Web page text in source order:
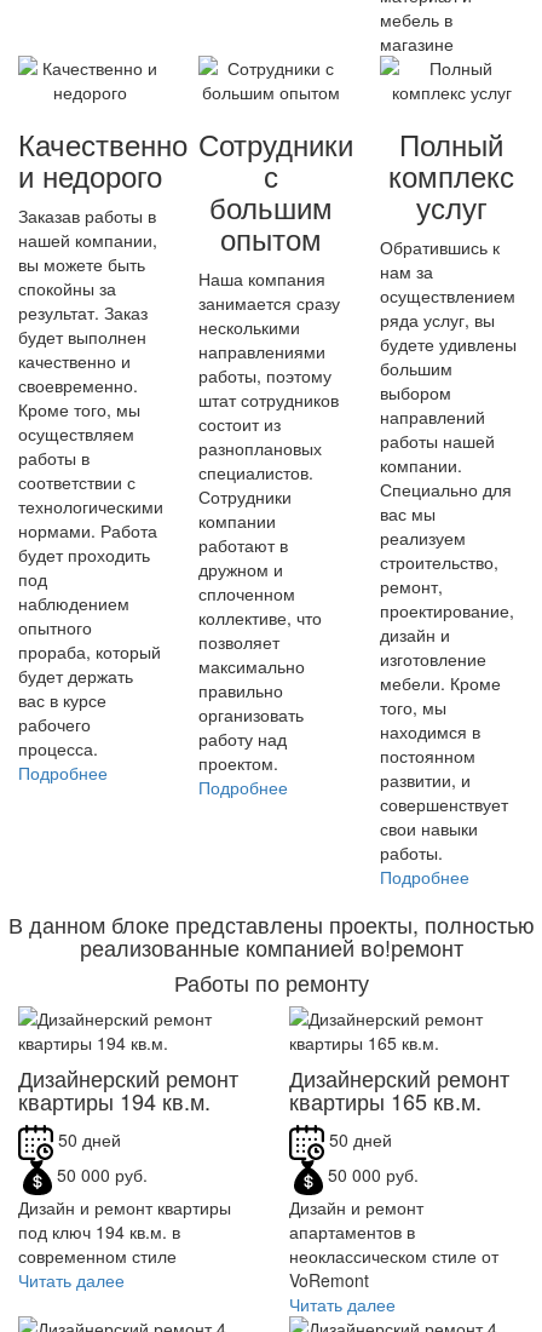
мебель в
магазине
Качественно
и недорого
Заказав работы в
нашей компании,
вы можете быть
спокойны за
результат. Заказ
будет выполнен
качественно и
своевременно.
Кроме того, мы
осуществляем
работы в
соответствии с
технологическими
нормами. Работа
будет проходить
под
наблюдением
опытного
прораба, который
будет держать
вас в курсе
рабочего
процесса.
Подробнее
Сотрудники
с
большим
опытом
Наша компания
занимается сразу
несколькими
направлениями
работы, поэтому
штат сотрудников
состоит из
разноплановых
специалистов.
Сотрудники
компании
работают в
дружном и
сплоченном
коллективе, что
позволяет
максимально
правильно
организовать
работу над
проектом.
Подробнее
Полный
комплекс
услуг
Обратившись к
нам за
осуществлением
ряда услуг, вы
будете удивлены
большим
выбором
направлений
работы нашей
компании.
Специально для
вас мы
реализуем
строительство,
ремонт,
проектирование,
дизайн и
изготовление
мебели. Кроме
того, мы
находимся в
постоянном
развитии, и
совершенствует
свои навыки
работы.
Подробнее
В данном блоке представлены проекты, полностью
реализованные компанией во!ремонт
Работы по ремонту
Дизайнерский ремонт
квартиры 194 кв.м.
50 дней
50 000 руб.
Дизайн и ремонт квартиры
под ключ 194 кв.м. в
современном стиле
Читать далее
Дизайнерский ремонт
квартиры 165 кв.м.
50 дней
50 000 руб.
Дизайн и ремонт
апартаментов в
неоклассическом стиле от
VoRemont
Читать далее